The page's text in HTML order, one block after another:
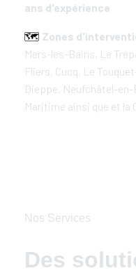
ans d'expérience
🗺️ Zones
Mers-les-Bains, Le
Fliers, Cucq, Le
Dieppe, Neufchâtel-en-
Maritime ainsi que et la
Nos Services
Des